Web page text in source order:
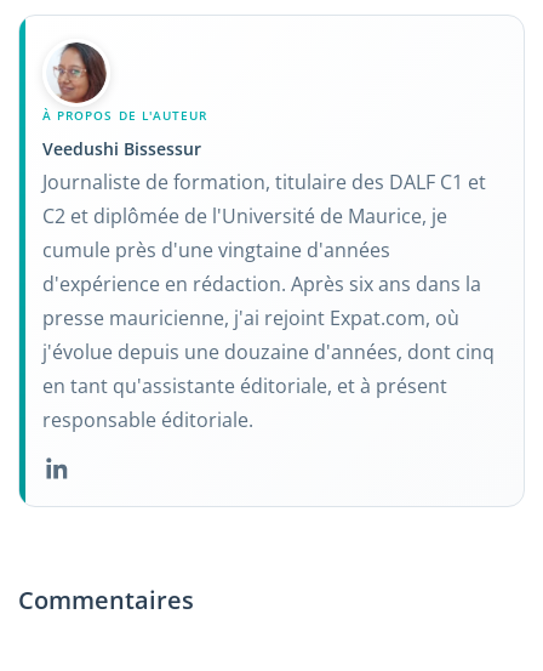
À PROPOS DE L'AUTEUR
Veedushi Bissessur
Journaliste de formation, titulaire des DALF C1 et
C2 et diplômée de l'Université de Maurice, je
cumule près d'une vingtaine d'années
d'expérience en rédaction. Après six ans dans la
presse mauricienne, j'ai rejoint Expat.com, où
j'évolue depuis une douzaine d'années, dont cinq
en tant qu'assistante éditoriale, et à présent
responsable éditoriale.
Commentaires